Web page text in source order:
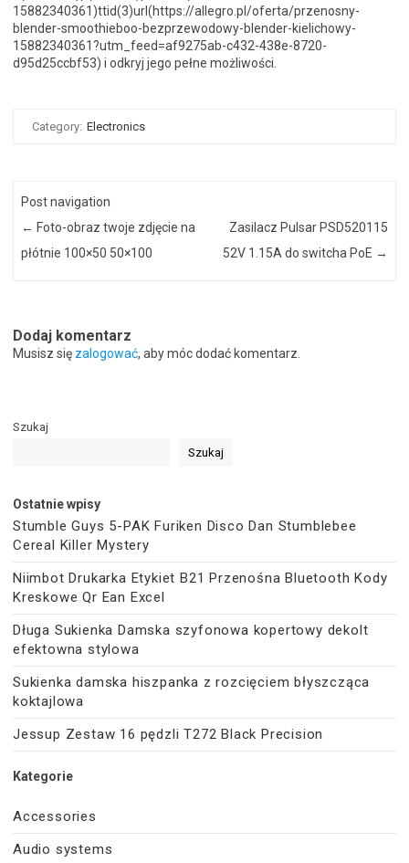
15882340361)ttid(3)url(https://allegro.pl/oferta/przenosny-
blender-smoothieboo-bezprzewodowy-blender-kielichowy-
15882340361?utm_feed=af9275ab-c432-438e-8720-
d95d25ccbf53) i odkryj jego pełne możliwości.
Category: Electronics
Post navigation
← Foto-obraz twoje zdjęcie na
płótnie 100×50 50×100
Zasilacz Pulsar PSD520115
52V 1.15A do switcha PoE →
Dodaj komentarz
Musisz się zalogować, aby móc dodać komentarz.
Szukaj
Szukaj
Ostatnie wpisy
Stumble Guys 5-PAK Furiken Disco Dan Stumblebee
Cereal Killer Mystery
Niimbot Drukarka Etykiet B21 Przenośna Bluetooth Kody
Kreskowe Qr Ean Excel
Długa Sukienka Damska szyfonowa kopertowy dekolt
efektowna stylowa
Sukienka damska hiszpanka z rozcięciem błyszcząca
koktajlowa
Jessup Zestaw 16 pędzli T272 Black Precision
Kategorie
Accessories
Audio systems